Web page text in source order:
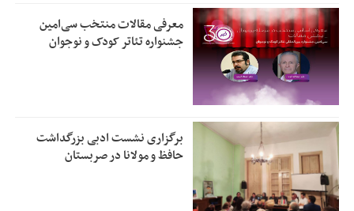
معرفی مقالات منتخب سی‌امین
جشنواره تئاتر کودک و نوجوان
برگزاری نشست ادبی بزرگداشت
حافظ و مولانا در صربستان